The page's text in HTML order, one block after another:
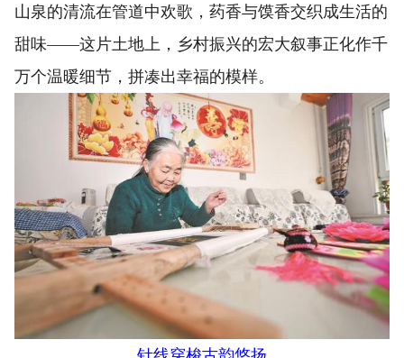
山泉的清流在管道中欢歌，药香与馍香交织成生活的
甜味——这片土地上，乡村振兴的宏大叙事正化作千
万个温暖细节，拼凑出幸福的模样。